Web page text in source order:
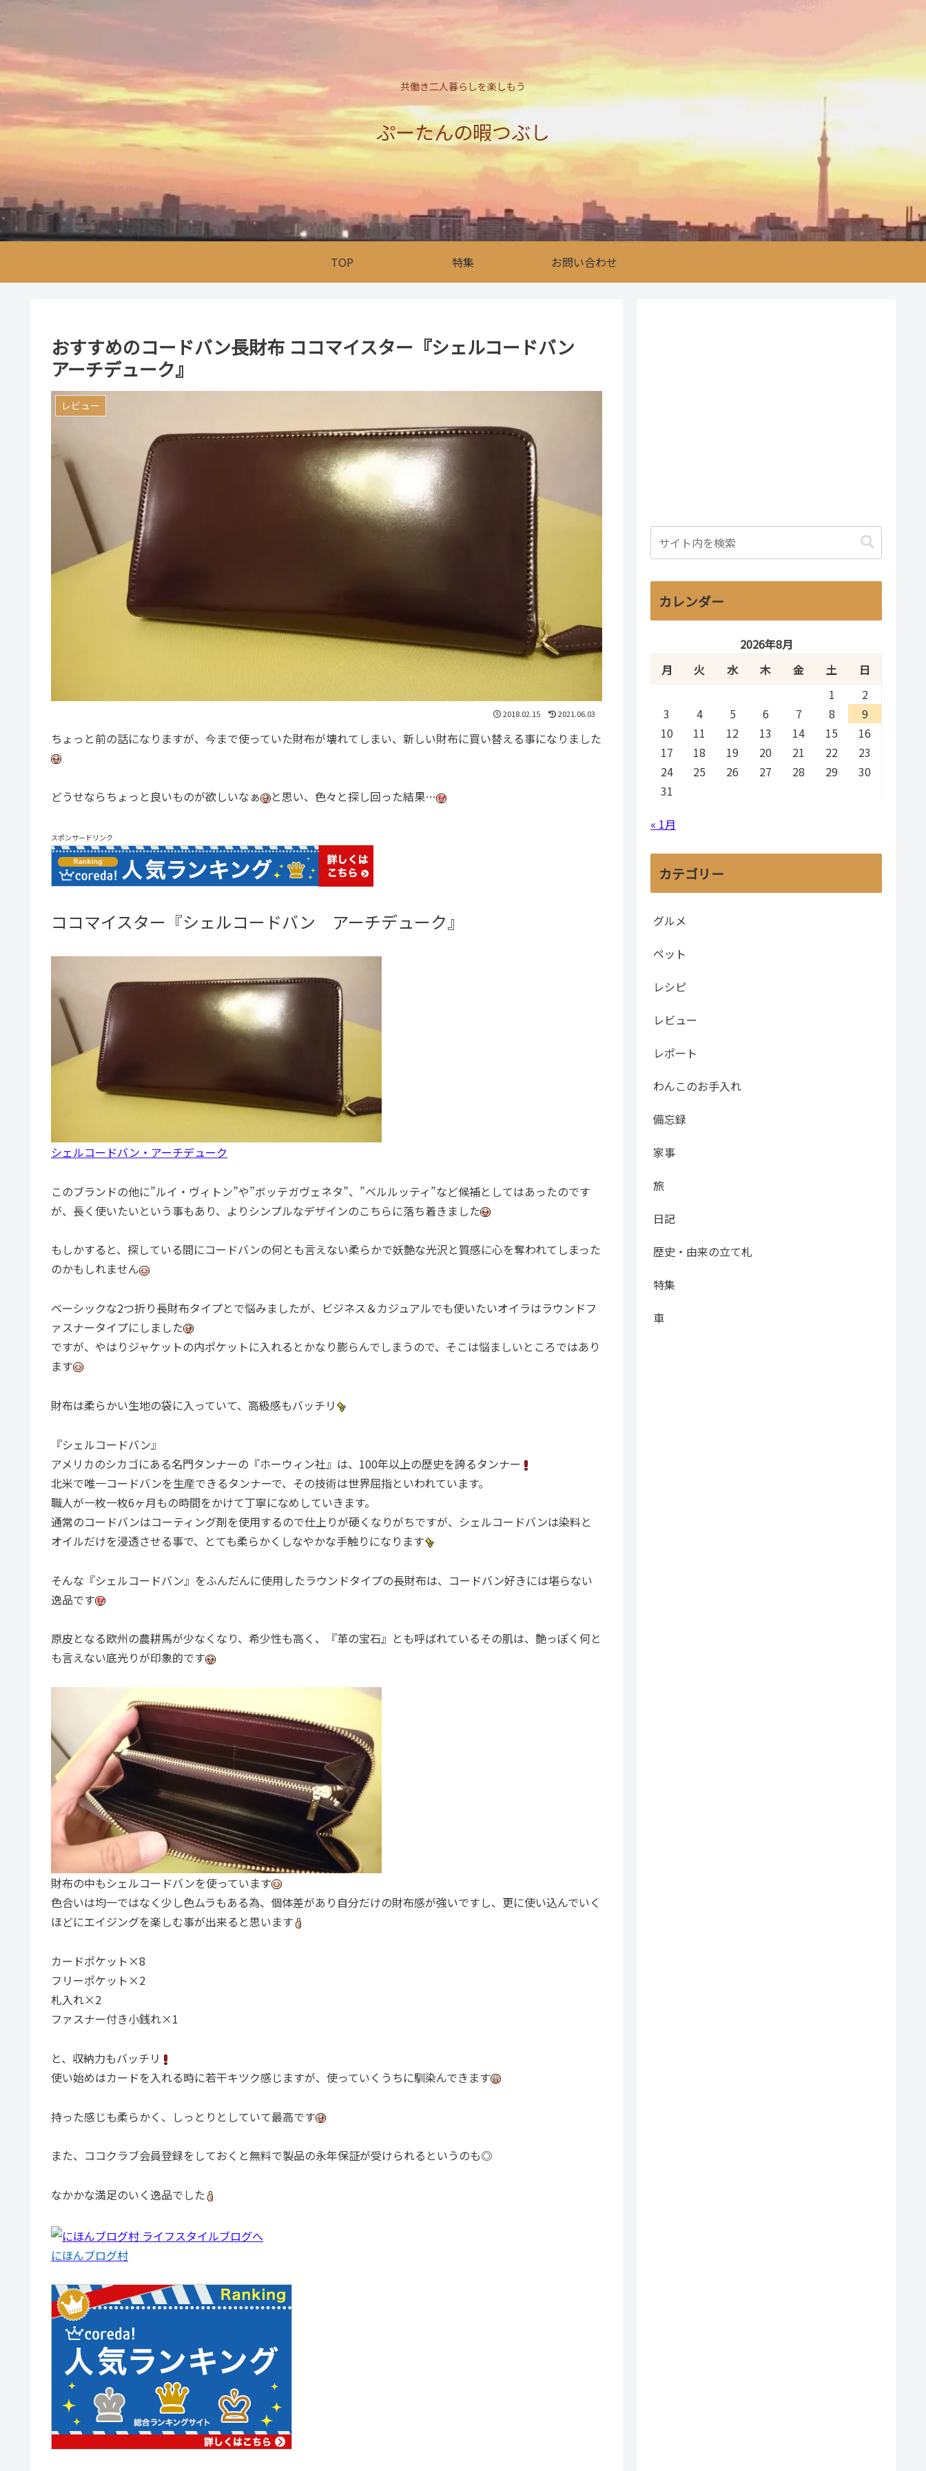
共働き二人暮らしを楽しもう
ぷーたんの暇つぶし
TOP 特集 お問い合わせ
おすすめのコードバン長財布 ココマイスター『シェルコードバン
アーチデューク』
レビュー
2018.02.15 2021.06.03
ちょっと前の話になりますが、今まで使っていた財布が壊れてしまい、新しい財布に買い替える事になりました
どうせならちょっと良いものが欲しいなぁ と思い、色々と探し回った結果…
スポンサードリンク
ココマイスター『シェルコードバン アーチデューク』
シェルコードバン・アーチデューク
このブランドの他に”ルイ・ヴィトン”や”ボッテガヴェネタ”、”ベルルッティ”など候補としてはあったのです
が、長く使いたいという事もあり、よりシンプルなデザインのこちらに落ち着きました
もしかすると、探している間にコードバンの何とも言えない柔らかで妖艶な光沢と質感に心を奪われてしまった
のかもしれません
ベーシックな2つ折り長財布タイプとで悩みましたが、ビジネス＆カジュアルでも使いたいオイラはラウンドフ
ァスナータイプにしました
ですが、やはりジャケットの内ポケットに入れるとかなり膨らんでしまうので、そこは悩ましいところではあり
ます
財布は柔らかい生地の袋に入っていて、高級感もバッチリ
『シェルコードバン』
アメリカのシカゴにある名門タンナーの『ホーウィン社』は、100年以上の歴史を誇るタンナー
北米で唯一コードバンを生産できるタンナーで、その技術は世界屈指といわれています。
職人が一枚一枚6ヶ月もの時間をかけて丁寧になめしていきます。
通常のコードバンはコーティング剤を使用するので仕上りが硬くなりがちですが、シェルコードバンは染料と
オイルだけを浸透させる事で、とても柔らかくしなやかな手触りになります
そんな『シェルコードバン』をふんだんに使用したラウンドタイプの長財布は、コードバン好きには堪らない
逸品です
原皮となる欧州の農耕馬が少なくなり、希少性も高く、『革の宝石』とも呼ばれているその肌は、艶っぽく何と
も言えない底光りが印象的です
財布の中もシェルコードバンを使っています
色合いは均一ではなく少し色ムラもある為、個体差があり自分だけの財布感が強いですし、更に使い込んでいく
ほどにエイジングを楽しむ事が出来ると思います
カードポケット×8
フリーポケット×2
札入れ×2
ファスナー付き小銭れ×1
と、収納力もバッチリ
使い始めはカードを入れる時に若干キツク感じますが、使っていくうちに馴染んできます
持った感じも柔らかく、しっとりとしていて最高です
また、ココクラブ会員登録をしておくと無料で製品の永年保証が受けられるというのも◎
なかかな満足のいく逸品でした
にほんブログ村
カレンダー
2026年8月
月
火 水 木 金 土
日
1
2
3
4 5 6 7 8
9
10
11 12 13 14 15
16
17
18 19 20 21 22
23
24
25 26 27 28 29
30
31
« 1月
カテゴリー
グルメ
ペット
レシピ
レビュー
レポート
わんこのお手入れ
備忘録
家事
旅
日記
歴史・由来の立て札
特集
車